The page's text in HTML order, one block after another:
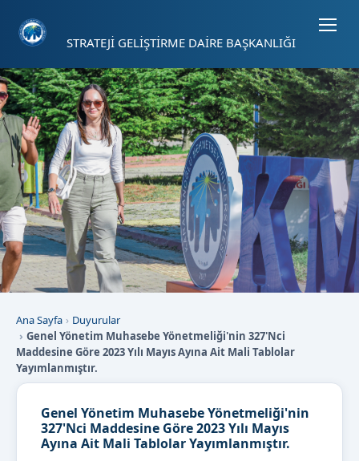
STRATEJİ GELİŞTİRME DAİRE BAŞKANLIĞI
Ana Sayfa
Duyurular
Genel Yönetim Muhasebe Yönetmeliği'nin 327'Nci
Maddesine Göre 2023 Yılı Mayıs Ayına Ait Mali Tablolar
Yayımlanmıştır.
Genel Yönetim Muhasebe Yönetmeliği'nin
327'Nci Maddesine Göre 2023 Yılı Mayıs
Ayına Ait Mali Tablolar Yayımlanmıştır.